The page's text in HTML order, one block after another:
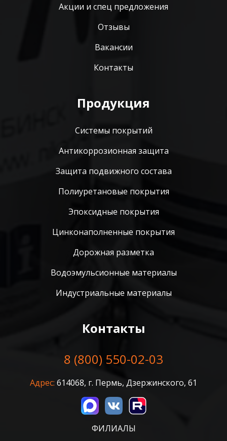
Акции и спец предложения
Отзывы
Вакансии
Контакты
Продукция
Системы покрытий
Антикоррозионная защита
Защита подвижного состава
Полиуретановые покрытия
Эпоксидные покрытия
Цинконаполненные покрытия
Дорожная разметка
Водоэмульсионные материалы
Индустриальные материалы
Контакты
8 (800) 550-02-03
Адрес: 614068, г. Пермь, Дзержинского, 61
ФИЛИАЛЫ